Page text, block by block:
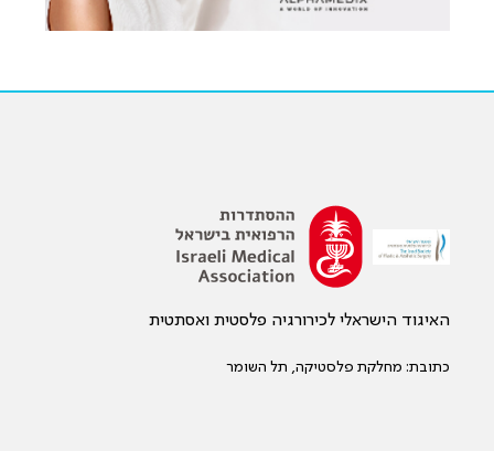
האיגוד הישראלי לכירורגיה פלסטית ואסתטית
כתובת: מחלקת פלסטיקה, תל השומר